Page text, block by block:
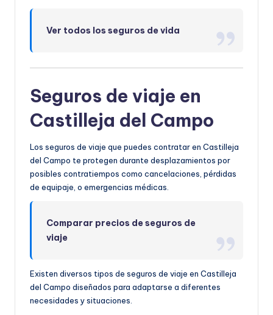
Ver todos los seguros de vida
Seguros de viaje en
Castilleja del Campo
Los seguros de viaje que puedes contratar en Castilleja
del Campo te protegen durante desplazamientos por
posibles contratiempos como cancelaciones, pérdidas
de equipaje, o emergencias médicas.
Comparar precios de seguros de
viaje
Existen diversos tipos de seguros de viaje en Castilleja
del Campo diseñados para adaptarse a diferentes
necesidades y situaciones.